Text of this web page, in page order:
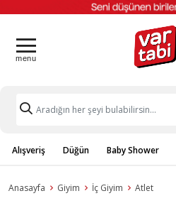
Alışveriş Düğün Baby Shower
Anasayfa Giyim İç Giyim Atlet